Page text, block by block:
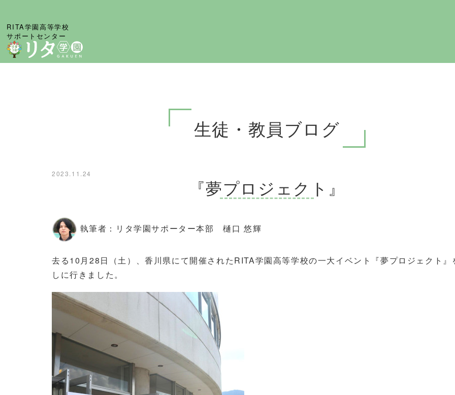
RITA学園高等学校
サポートセンター
生徒・教員ブログ
2023.11.24
『夢プロジェクト』
執筆者：リタ学園サポーター本部 樋口 悠輝
去る10月28日（土）、香川県にて開催されたRITA学園高等学校の一大イベント『夢プロジェクト』
しに行きました。